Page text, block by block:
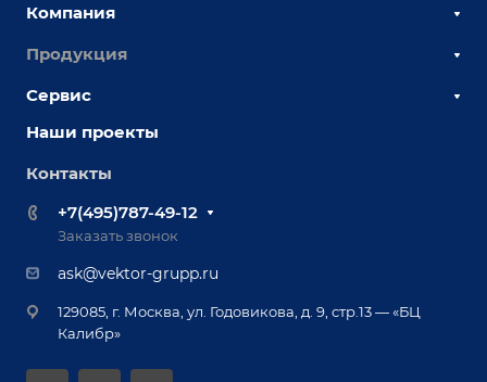
Компания
О компании
Выставки и мероприятия
Вопрос ответ
Реквизиты
Документы
Продукция
Сборочно-сварочные столы
Оснастка для сварочных столов
Оборудование для приварки крепежа
Приварной крепеж
Специализированные решения для сварки
Позиционеры и вращатели
Сервис
Сервисное обслуживание
Обучение
Лизинг
Гарантия
автоматизации
Наши проекты
Контакты
+7(495)787-49-12
Заказать звонок
ask@vektor-grupp.ru
129085, г. Москва, ул. Годовикова, д. 9, стр.13 — «БЦ
Калибр»